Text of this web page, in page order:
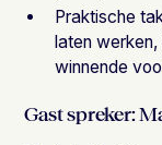
Praktische
laten
winnende
Gast spreker: